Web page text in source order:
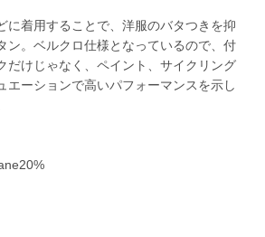
に着用することで、洋服のバタつきを抑
ン。ベルクロ仕様となっているので、付
だけじゃなく、ペイント、サイクリング
エーションで高いパフォーマンスを示し